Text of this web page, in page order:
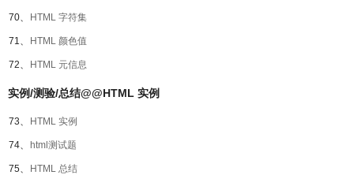
70、 HTML 字符集
71、 HTML 颜色值
72、 HTML 元信息
实例/测验/总结@@HTML 实例
73、 HTML 实例
74、 html测试题
75、 HTML 总结